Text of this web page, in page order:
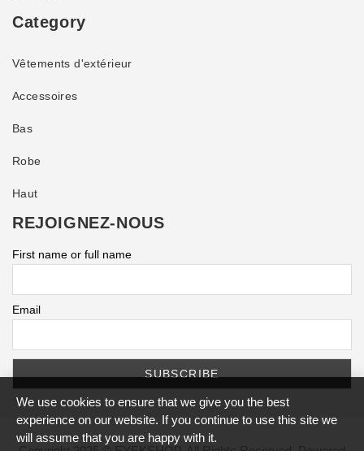
Category
Vêtements d'extérieur
Accessoires
Bas
Robe
Haut
REJOIGNEZ-NOUS
First name or full name
Email
We use cookies to ensure that we give you the best
experience on our website. If you continue to use this site we
will assume that you are happy with it.